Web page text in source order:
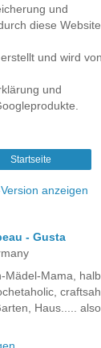
und
diese Website
und wird von
und
Startseite
anzeigen
- Gusta
Mädel-Mama,
Haus.....